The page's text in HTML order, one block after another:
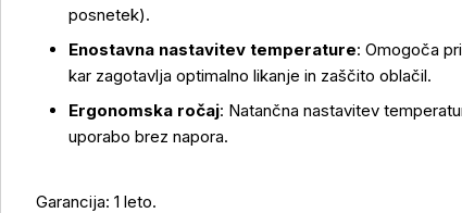
posnetek).
Enostavna nastavitev temperature: Omogoča
kar zagotavlja optimalno likanje in zaščito oblačil.
Ergonomska ročaj: Natančna nastavitev
uporabo brez napora.
Garancija: 1 leto.